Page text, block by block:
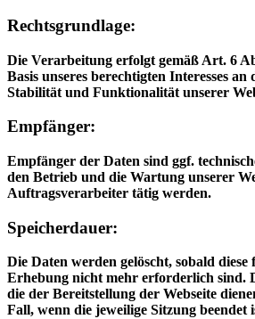
Rechtsgrundlage:
Die Verarbeitung erfolgt gemäß Art. 6
Basis unseres berechtigten Interesses
Stabilität und Funktionalität unserer
Empfänger:
Empfänger der Daten sind ggf.
den Betrieb und die Wartung unserer
Auftragsverarbeiter tätig werden.
Speicherdauer:
Die Daten werden gelöscht, sobald
Erhebung nicht mehr erforderlich sind.
die der Bereitstellung der Webseite
Fall, wenn die jeweilige Sitzung beendet